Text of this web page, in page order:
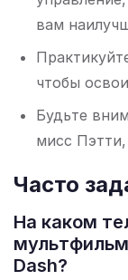
вам
чтобы
Будьте
мисс
Часто
На каком
Dash?